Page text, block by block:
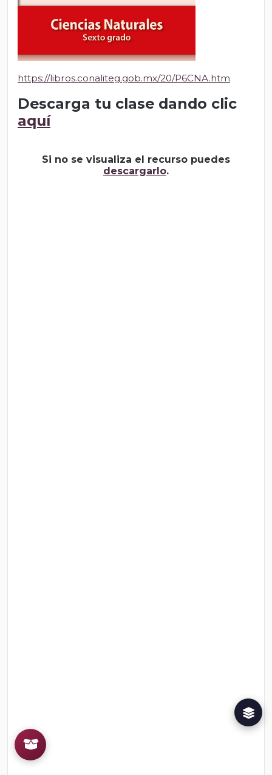
https://libros.conaliteg.gob.mx/20/P6CNA.htm
Descarga tu clase dando clic
aquí
Si no se visualiza el recurso puedes
descargarlo.